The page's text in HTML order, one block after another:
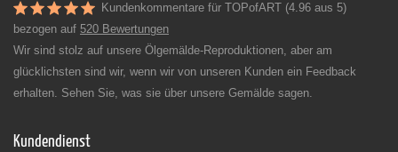
Kundenkommentare für TOPofART (4.96 aus 5)
bezogen auf 520 Bewertungen
Wir sind stolz auf unsere Ölgemälde-Reproduktionen, aber am
glücklichsten sind wir, wenn wir von unseren Kunden ein Feedback
erhalten. Sehen Sie, was sie über unsere Gemälde sagen.
Kundendienst